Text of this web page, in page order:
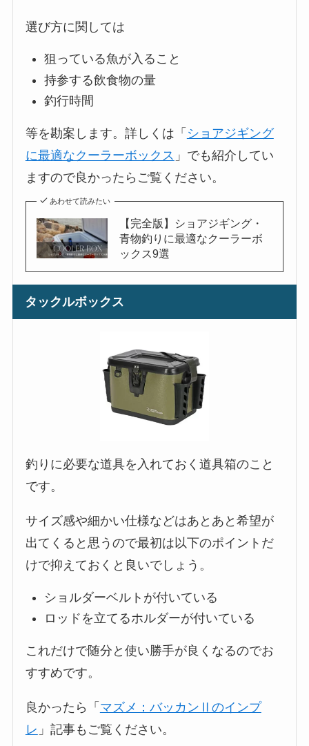
選び方に関しては
狙っている魚が入ること
持参する飲食物の量
釣行時間
等を勘案します。詳しくは「 ショアジギング
に最適なクーラーボックス 」でも紹介してい
ますので良かったらご覧ください。
あわせて読みたい
【完全版】ショアジギング・
青物釣りに最適なクーラーボ
ックス9選
タックルボックス
釣りに必要な道具を入れておく道具箱のこと
です。
サイズ感や細かい仕様などはあとあと希望が
出てくると思うので最初は以下のポイントだ
けで抑えておくと良いでしょう。
ショルダーベルトが付いている
ロッドを立てるホルダーが付いている
これだけで随分と使い勝手が良くなるのでお
すすめです。
良かったら「 マズメ：バッカンⅡのインプ
レ 」記事もご覧ください。